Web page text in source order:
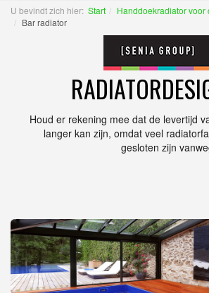
U bevindt zich hier: Start
Handdoekradiator voor
Bar radiator
Houd er rekening mee dat de levertijd
langer kan zijn, omdat veel
gesloten zijn